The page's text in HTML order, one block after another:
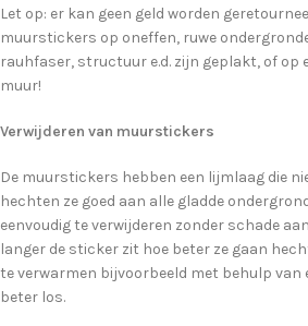
Let op: er kan geen geld worden
muurstickers op oneffen, ruwe
rauhfaser, structuur e.d. zijn geplakt, of op
muur!
Verwijderen van muurstickers
De muurstickers hebben een lijmlaag die
hechten ze goed aan alle gladde
eenvoudig te verwijderen zonder schade
langer de sticker zit hoe beter ze gaan
te verwarmen bijvoorbeeld met behulp van
beter los.